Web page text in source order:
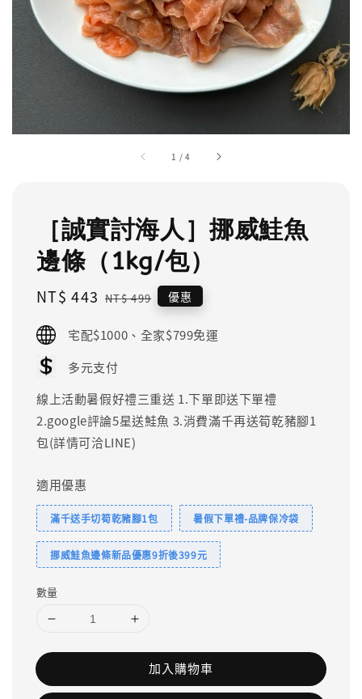
1 /4
［誠實討海人］挪威鮭魚
邊條（1kg/包）
Sale
NT$ 443 Regular
NT$ 499 優惠
宅配$1000、全家$799免運
多元支付
線上活動暑假好禮三重送 1.下單即送下單禮
2.google評論5星送鮭魚 3.消費滿千再送筍乾豬腳1
包(詳情可洽LINE)
適用優惠
滿千送手切筍乾豬腳1包 暑假下單禮-品牌保冷袋
挪威鮭魚邊條新品優惠9折後399元
數量
加入購物車